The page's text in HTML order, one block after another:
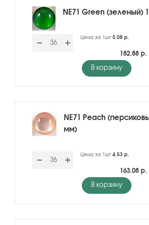
NE71 Green (зеленый)
Цена за 1шт 5.08 р.
182.88 р.
В корзину
NE71 Peach
мм)
Цена за 1шт 4.53 р.
163.08 р.
В корзину